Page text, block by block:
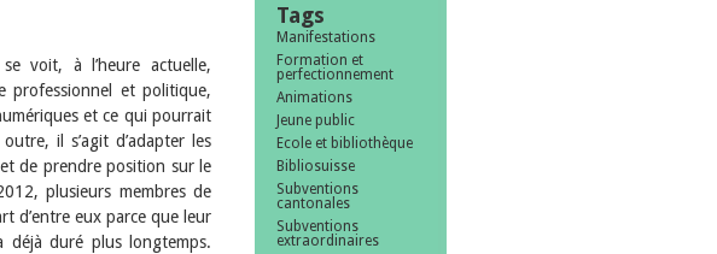
voit, à l’heure actuelle,
professionnel et politique,
et ce qui pourrait
il s’agit d’adapter les
de prendre position sur le
plusieurs membres de
d’entre eux parce que leur
duré plus longtemps.
Tags
Manifestations
Formation et
perfectionnement
Animations
Jeune public
Ecole et bibliothèque
Bibliosuisse
Subventions
cantonales
Subventions
extraordinaires